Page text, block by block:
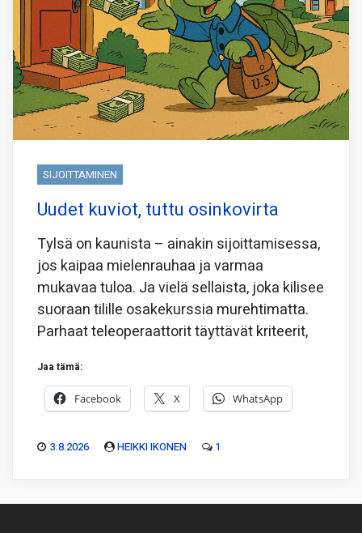
SIJOITTAMINEN
Uudet kuviot, tuttu osinkovirta
Tylsä on kaunista – ainakin sijoittamisessa,
jos kaipaa mielenrauhaa ja varmaa
mukavaa tuloa. Ja vielä sellaista, joka kilisee
suoraan tilille osakekurssia murehtimatta.
Parhaat teleoperaattorit täyttävät kriteerit,
Jaa tämä:
Facebook X WhatsApp
3.8.2026 HEIKKI IKONEN 1